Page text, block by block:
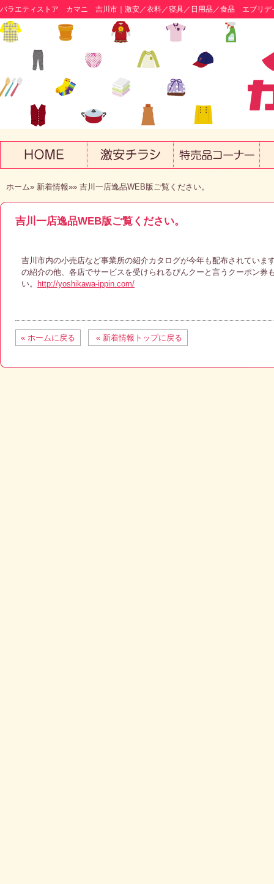
バラエティストア カマニ 吉川市｜激安／衣料／寝具／日用品／食品 エブリ
ホーム» 新着情報»» 吉川一店逸品WEB版ご覧ください。
吉川一店逸品WEB版ご覧ください。
吉川市内の小売店など事業所の紹介カタログが今年も配布されていま
の紹介の他、各店でサービスを受けられるぴんクーと言うクーポン券
い。
http://yoshikawa-ippin.com/
« ホームに戻る « 新着情報トップに戻る